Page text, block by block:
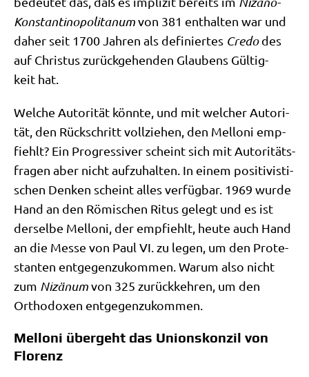
Kon­stan­ti­no­po­li­ta­numvon 381 ent­hal­ten war und
daher seit 1700 Jah­ren als defi­nier­tes Cre­dodes
auf Chri­stus zurück­ge­hen­den Glau­bens Gül­tig­
keit hat.
Wel­che Auto­ri­tät könn­te, und mit wel­cher Auto­ri­
tät, den Rück­schritt voll­zie­hen, den Mel­lo­ni emp­
fiehlt? Ein Pro­gres­si­ver scheint sich mit Auto­ri­täts­
fra­gen aber nicht auf­zu­hal­ten. In einem posi­ti­vi­sti­
schen Den­ken scheint alles ver­füg­bar. 1969 wur­de
Hand an den Römi­schen Ritus gelegt und es ist
der­sel­be Mel­lo­ni, der emp­fiehlt, heu­te auch Hand
an die Mes­se von Paul VI. zu legen, um den Pro­te­
stan­ten ent­ge­gen­zu­kom­men. War­um also nicht
zum Niz­ä­numvon 325 zurück­keh­ren, um den
Ortho­do­xen entgegenzukommen.
Melloni übergeht das Unionskonzil von
Florenz